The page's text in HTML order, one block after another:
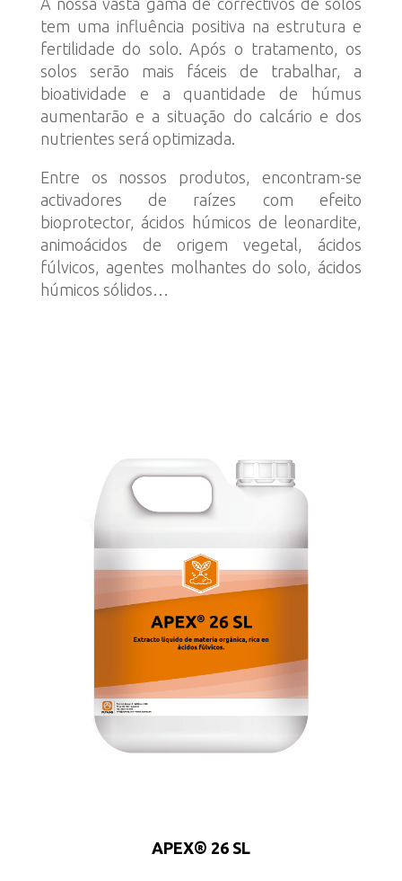
A nossa vasta gama de correctivos de solos
tem uma influência positiva na estrutura e
fertilidade do solo. Após o tratamento, os
solos serão mais fáceis de trabalhar, a
bioatividade e a quantidade de húmus
aumentarão e a situação do calcário e dos
nutrientes será optimizada.
Entre os nossos produtos, encontram-se
activadores de raízes com efeito
bioprotector, ácidos húmicos de leonardite,
animoácidos de origem vegetal, ácidos
fúlvicos, agentes molhantes do solo, ácidos
húmicos sólidos…
APEX® 26 SL